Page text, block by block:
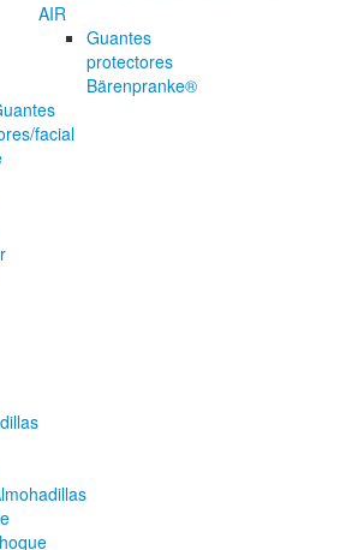
AIR
Guantes
protectores
Bärenpranke®
facial